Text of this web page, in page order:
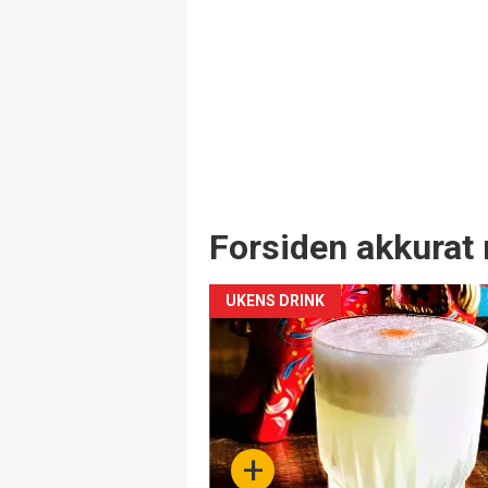
Forsiden akkurat
+
UKENS DRINK